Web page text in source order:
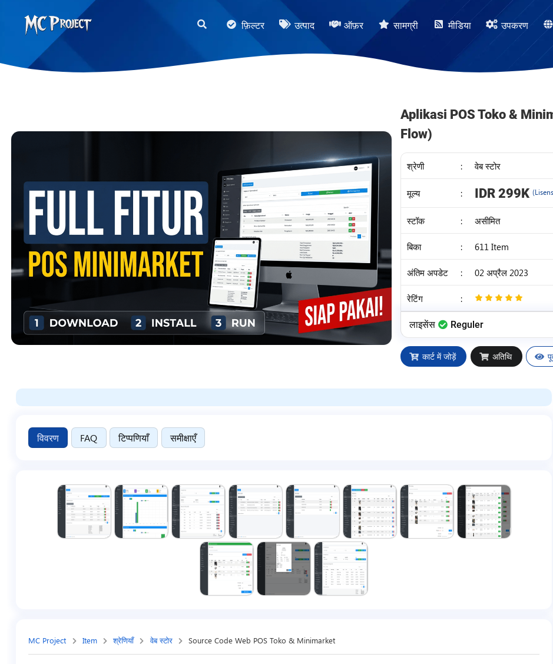
फ़िल्टर उत्पाद ऑफ़र सामग्री मीडिया उपकरण
Aplikasi POS Toko &
Flow)
श्रेणी : वेब स्टोर
मूल्य : IDR 299K
स्टॉक : असीमित
बिका : 611 Item
अंतिम अपडेट : 02 अप्रैल 2023
रेटिंग :
/
लाइसेंस Reguler
कार्ट में जोड़ें अतिथि
विवरण FAQ टिप्पणियाँ समीक्षाएँ
MC Project Item श्रेणियाँ वेब स्टोर Source Code Web POS Toko & Minimarket
Project
Store
स्टोर